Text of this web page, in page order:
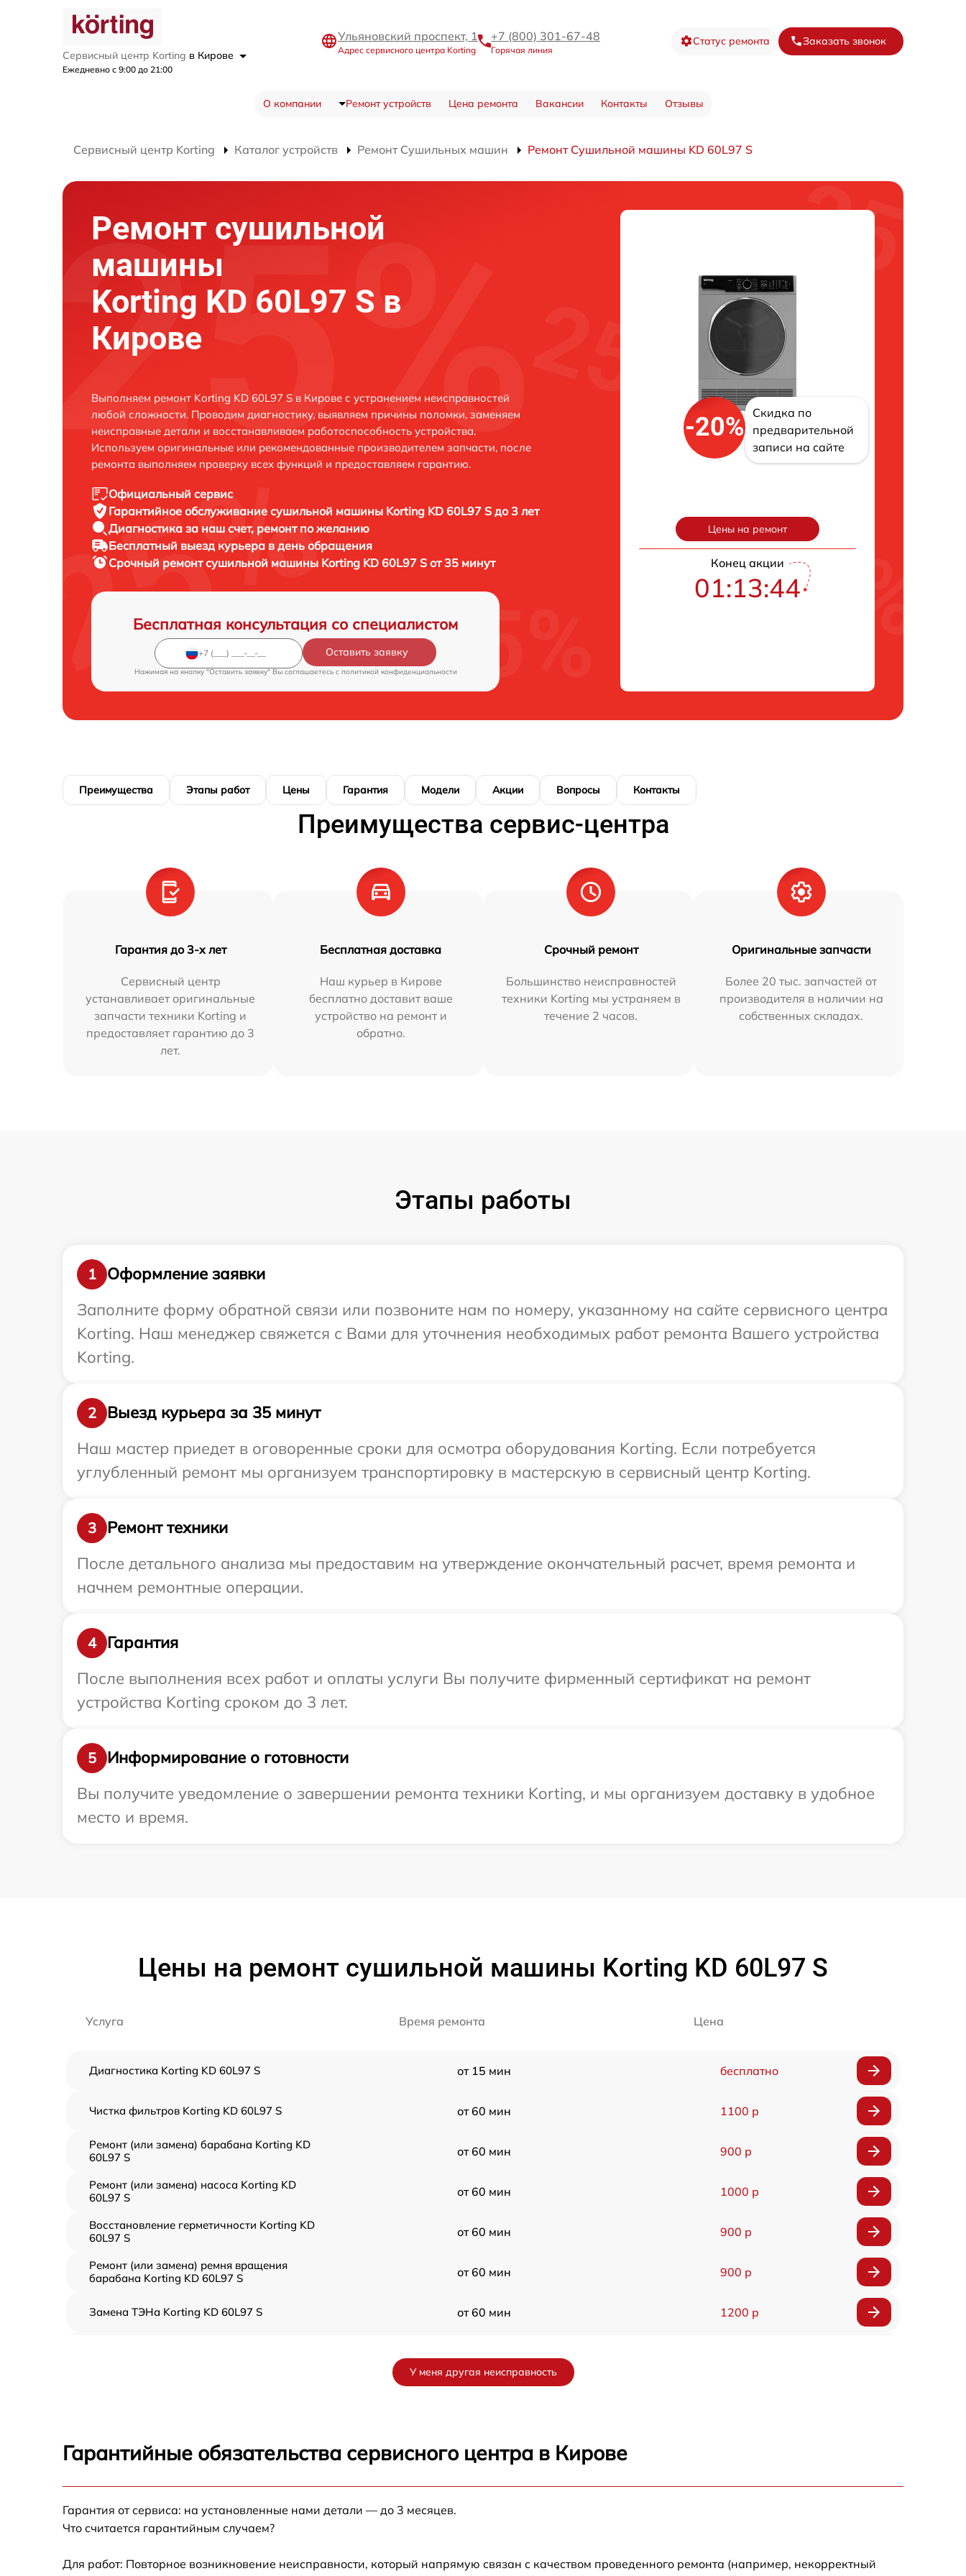
Сервисный центр Korting в Кирове
Ежедневно с 9:00 до 21:00
Ульяновский проспект, 1
Адрес сервисного центра Korting
+7 (800) 301-67-48
Горячая линия
Статус ремонта Заказать звонок
О компании Ремонт устройств Цена ремонта Вакансии Контакты Отзывы
Сервисный центр Korting Каталог устройств Ремонт Сушильных машин Ремонт Сушильной машины KD 60L97 S
Ремонт сушильной
машины
Korting KD 60L97 S в
Кирове
Выполняем ремонт Korting KD 60L97 S в Кирове с устранением неисправностей
любой сложности. Проводим диагностику, выявляем причины поломки, заменяем
неисправные детали и восстанавливаем работоспособность устройства.
Используем оригинальные или рекомендованные производителем запчасти, после
ремонта выполняем проверку всех функций и предоставляем гарантию.
Официальный сервис
Гарантийное обслуживание сушильной машины Korting KD 60L97 S до 3 лет
Диагностика за наш счет, ремонт по желанию
Бесплатный выезд курьера в день обращения
Срочный ремонтсушильной машины Korting KD 60L97 S от 35 минут
Бесплатная консультация со специалистом
Оставить заявку
Нажимая на кнопку "Оставить заявку" Вы соглашаетесь c политикой конфиденциальности
-20%
Скидка по
предварительной
записи на сайте
Цены на ремонт
Конец акции
01:13:43
Преимущества Этапы работ Цены Гарантия Модели Акции Вопросы Контакты
Преимущества сервис-центра
Гарантия до 3-х лет
Сервисный центр
устанавливает оригинальные
запчасти техники Korting и
предоставляет гарантию до 3
лет.
Бесплатная доставка
Наш курьер в Кирове
бесплатно доставит ваше
устройство на ремонт и
обратно.
Срочный ремонт
Большинство неисправностей
техники Korting мы устраняем в
течение 2 часов.
Оригинальные запчасти
Более 20 тыс. запчастей от
производителя в наличии на
собственных складах.
Этапы работы
1
Оформление заявки
Заполните форму обратной связи или позвоните нам по номеру, указанному на сайте сервисного центра
Korting. Наш менеджер свяжется с Вами для уточнения необходимых работ ремонта Вашего устройства
Korting.
2
Выезд курьера за 35 минут
Наш мастер приедет в оговоренные сроки для осмотра оборудования Korting. Если потребуется
углубленный ремонт мы организуем транспортировку в мастерскую в сервисный центр Korting.
3
Ремонт техники
После детального анализа мы предоставим на утверждение окончательный расчет, время ремонта и
начнем ремонтные операции.
4
Гарантия
После выполнения всех работ и оплаты услуги Вы получите фирменный сертификат на ремонт
устройства Korting сроком до 3 лет.
5
Информирование о готовности
Вы получите уведомление о завершении ремонта техники Korting, и мы организуем доставку в удобное
место и время.
Цены на ремонт сушильной машины Korting KD 60L97 S
Услуга Время ремонта Цена
Диагностика Korting KD 60L97 S от 15 мин бесплатно
Чистка фильтров Korting KD 60L97 S от 60 мин 1100 р
Ремонт (или замена) барабана Korting KD
60L97 S
от 60 мин 900 р
Ремонт (или замена) насоса Korting KD
60L97 S
от 60 мин 1000 р
Восстановление герметичности Korting KD
60L97 S
от 60 мин 900 р
Ремонт (или замена) ремня вращения
барабана Korting KD 60L97 S
от 60 мин 900 р
Замена ТЭНа Korting KD 60L97 S от 60 мин 1200 р
Замена дисплея Korting KD 60L97 S
60L97 S
У меня другая неисправность
Гарантийные обязательства сервисного центра в Кирове
Гарантия от сервиса: на установленные нами детали — до 3 месяцев.
Что считается гарантийным случаем?
Для работ: Повторное возникновение неисправности, который напрямую связан с качеством проведенного ремонта (например, некорректный